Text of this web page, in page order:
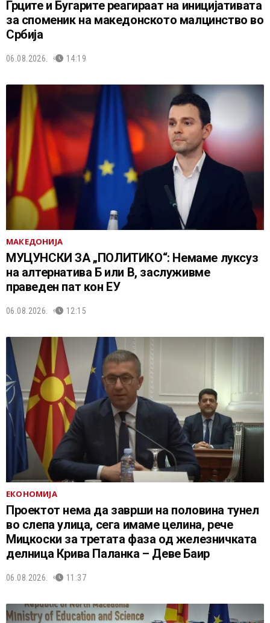
Грците и Бугарите реагираат на иницијативата
за споменик на македонското малцинство во
Србија
06.08.2026. 14:19
МАКЕДОНИЈА
МУЦУНСКИ ЗА „ПОЛИТИКО“: Немаме луксуз
на алтернатива Б или В, заслуживме
праведен пат кон ЕУ
06.08.2026. 12:15
ЕКОНОМИЈА
Проектот нема да заврши на половина тунел
во слепа улица, сега имаме целина, рече
Мицкоски за третата фаза од железничката
делница Крива Паланка – Деве Баир
06.08.2026. 11:37